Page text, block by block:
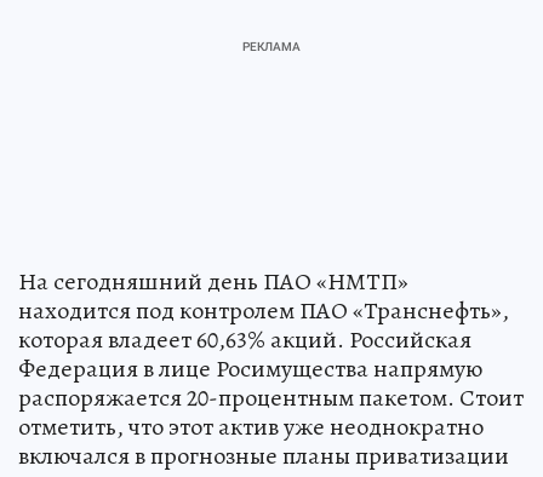
На сегодняшний день ПАО «НМТП»
находится под контролем ПАО «Транснефть»,
которая владеет 60,63% акций. Российская
Федерация в лице Росимущества напрямую
распоряжается 20-процентным пакетом. Стоит
отметить, что этот актив уже неоднократно
включался в прогнозные планы приватизации